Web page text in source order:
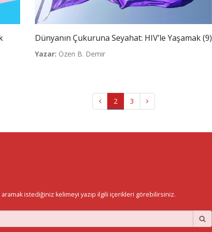
Dünyanın Çukuruna Seyahat: HIV’le Yaşamak (9)
Yazar: Özen B. Demir
2 3
istediğiniz kelimeyi yazıp ilgili içerikleri görebilirsiniz.